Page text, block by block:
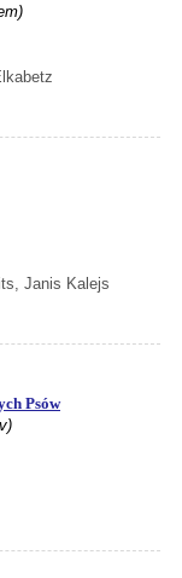
Janis Kalejs
Psów